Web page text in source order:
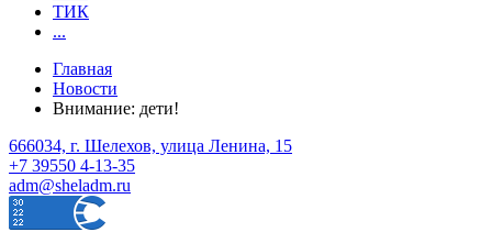
ТИК
...
Главная
Новости
Внимание: дети!
666034, г. Шелехов, улица Ленина, 15
+7 39550 4-13-35
adm@sheladm.ru